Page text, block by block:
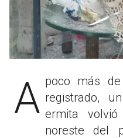
A poco más de tres meses del último registrado,
ermita
noreste del